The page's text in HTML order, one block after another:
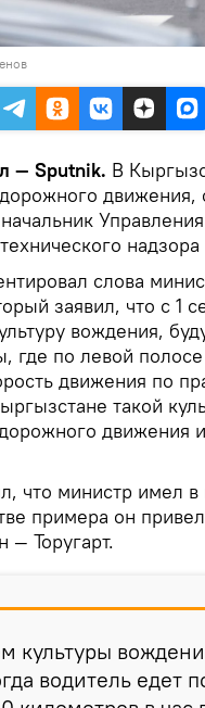
— Sputnik. В
начальник
технического
слова
заявил, что с 1
вождения,
где по левой
движения по
такой
движения
что министр имел
примера он
Торугарт.
культуры
водитель едет